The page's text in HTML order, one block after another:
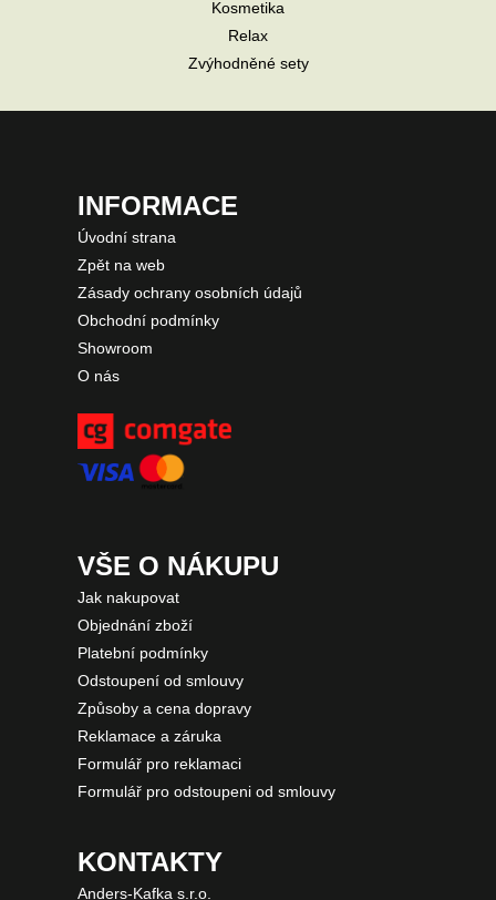
Kosmetika
Relax
Zvýhodněné sety
INFORMACE
Úvodní strana
Zpět na web
Zásady ochrany osobních údajů
Obchodní podmínky
Showroom
O nás
VŠE O NÁKUPU
Jak nakupovat
Objednání zboží
Platební podmínky
Odstoupení od smlouvy
Způsoby a cena dopravy
Reklamace a záruka
Formulář pro reklamaci
Formulář pro odstoupeni od smlouvy
KONTAKTY
Anders-Kafka s.r.o.